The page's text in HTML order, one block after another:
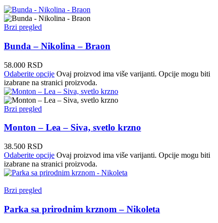
Brzi pregled
Bunda – Nikolina – Braon
58.000 RSD
Odaberite opcije Ovaj proizvod ima više varijanti. Opcije mogu biti
izabrane na stranici proizvoda.
Brzi pregled
Monton – Lea – Siva, svetlo krzno
38.500 RSD
Odaberite opcije Ovaj proizvod ima više varijanti. Opcije mogu biti
izabrane na stranici proizvoda.
Brzi pregled
Parka sa prirodnim krznom – Nikoleta